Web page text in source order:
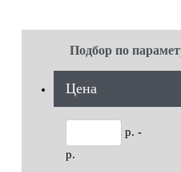
Подбор по
Цена
р. -
р.